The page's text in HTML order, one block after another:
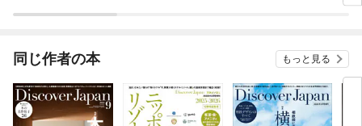
た
同じ作者の本 もっと見る